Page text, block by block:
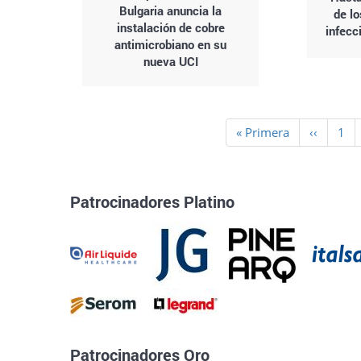
Bulgaria anuncia la
instalación de cobre
antimicrobiano en su
nueva UCI
de
Primera
página
« Primera
Página
anterior
‹‹ Page
1
Patrocinadores Platino
Patrocinadores Oro